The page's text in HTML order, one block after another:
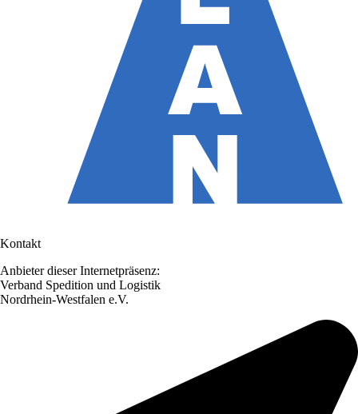
Kontakt
Anbieter dieser Internetpräsenz:
Verband Spedition und Logistik
Nordrhein-Westfalen e.V.